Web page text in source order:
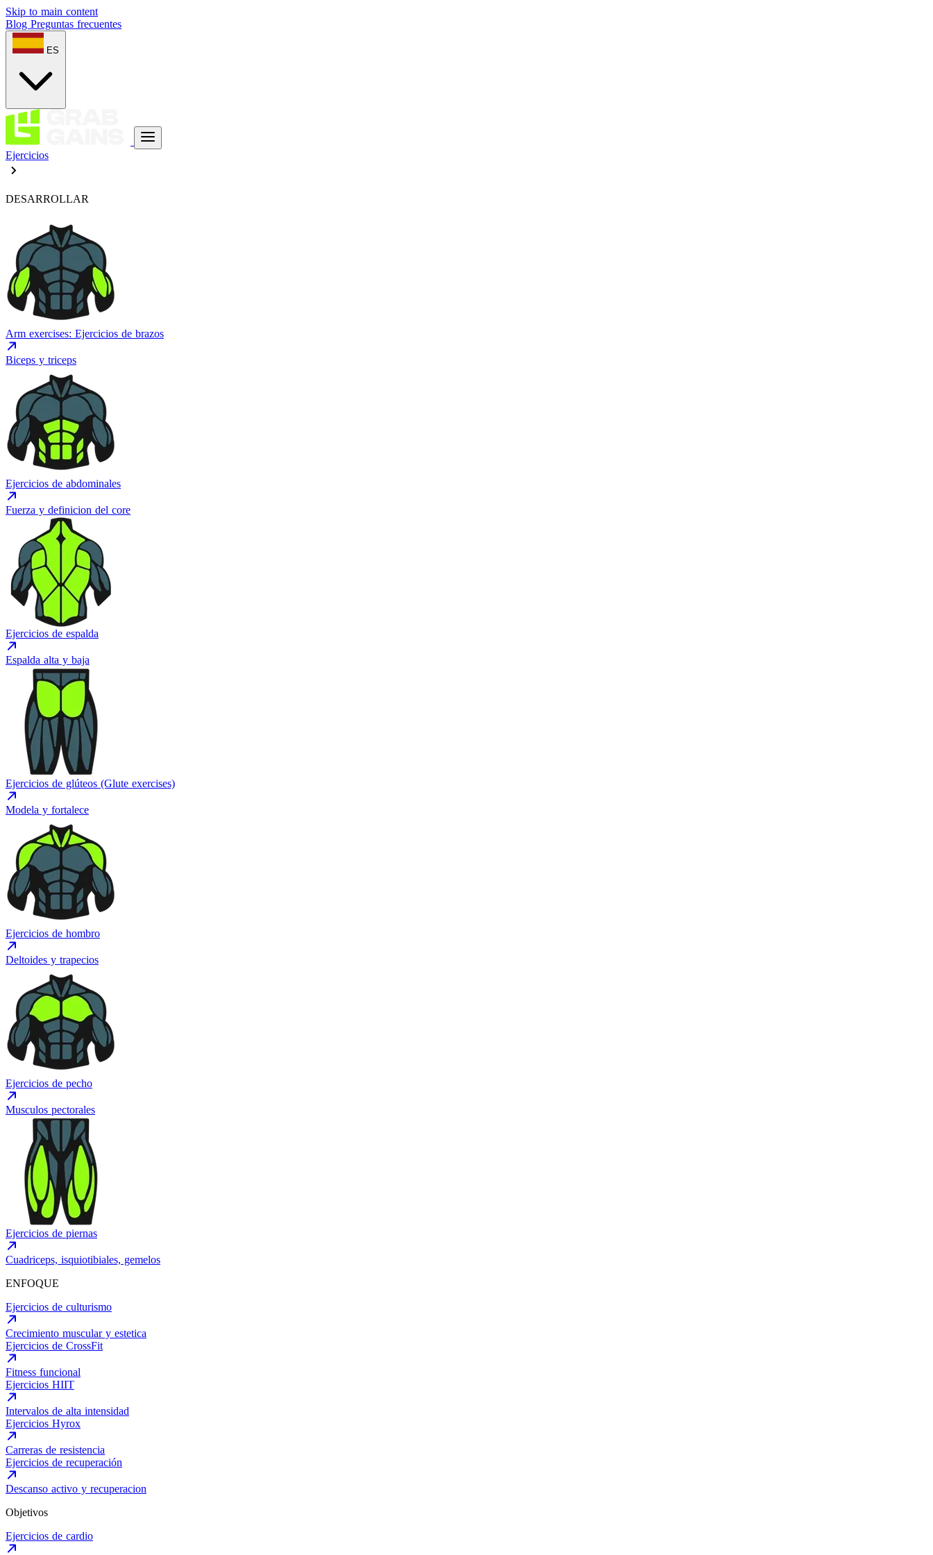
Skip to main content
Blog Preguntas frecuentes
ES
Ejercicios
DESARROLLAR
Arm exercises: Ejercicios de brazos
Biceps y triceps
Ejercicios de abdominales
Fuerza y definicion del core
Ejercicios de espalda
Espalda alta y baja
Ejercicios de glúteos (Glute exercises)
Modela y fortalece
Ejercicios de hombro
Deltoides y trapecios
Ejercicios de pecho
Musculos pectorales
Ejercicios de piernas
Cuadriceps, isquiotibiales, gemelos
ENFOQUE
Ejercicios de culturismo
Crecimiento muscular y estetica
Ejercicios de CrossFit
Fitness funcional
Ejercicios HIIT
Intervalos de alta intensidad
Ejercicios Hyrox
Carreras de resistencia
Ejercicios de recuperación
Descanso activo y recuperacion
Objetivos
Ejercicios de cardio